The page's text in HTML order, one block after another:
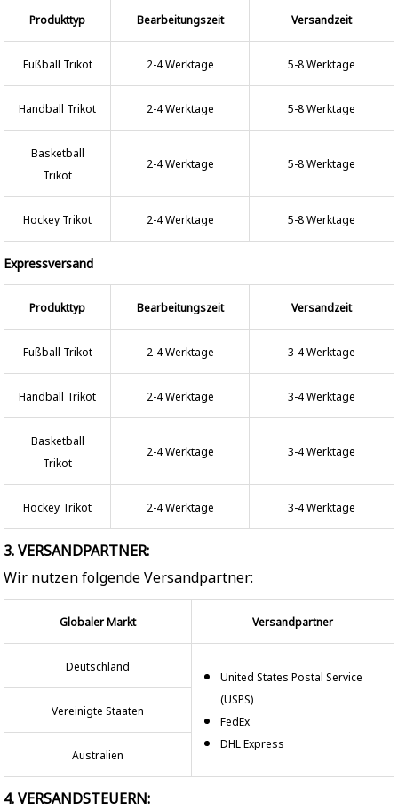
Produkttyp Bearbeitungszeit Versandzeit
Fußball Trikot 2-4 Werktage 5-8 Werktage
Handball Trikot 2-4 Werktage 5-8 Werktage
Basketball
Trikot
2-4 Werktage 5-8 Werktage
Hockey Trikot 2-4 Werktage 5-8 Werktage
Expressversand
Produkttyp Bearbeitungszeit Versandzeit
Fußball Trikot 2-4 Werktage 3-4 Werktage
Handball Trikot 2-4 Werktage 3-4 Werktage
Basketball
Trikot
2-4 Werktage 3-4 Werktage
Hockey Trikot 2-4 Werktage 3-4 Werktage
3. VERSANDPARTNER:
Wir nutzen folgende Versandpartner:
Globaler Markt Versandpartner
Deutschland
United States Postal Service
(USPS)
FedEx
DHL Express
Vereinigte Staaten
Australien
4. VERSANDSTEUERN: